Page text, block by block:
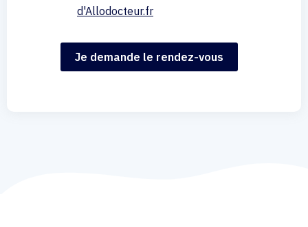
d'Allodocteur.fr